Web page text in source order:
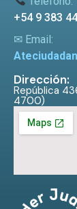
+54 9 383
✉ Email:
Dirección:
República
4700)